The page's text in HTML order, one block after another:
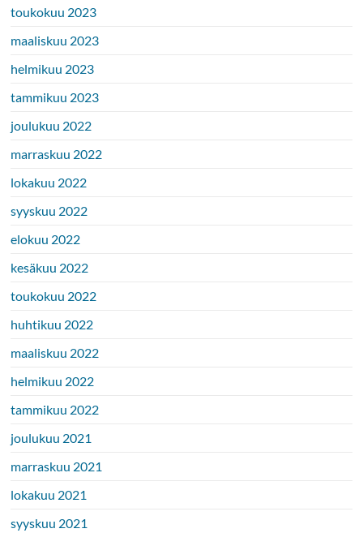
toukokuu 2023
maaliskuu 2023
helmikuu 2023
tammikuu 2023
joulukuu 2022
marraskuu 2022
lokakuu 2022
syyskuu 2022
elokuu 2022
kesäkuu 2022
toukokuu 2022
huhtikuu 2022
maaliskuu 2022
helmikuu 2022
tammikuu 2022
joulukuu 2021
marraskuu 2021
lokakuu 2021
syyskuu 2021